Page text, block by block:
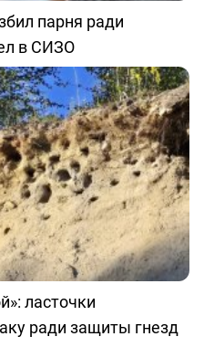
парня ради
в СИЗО
ласточки
ради защиты гнезд